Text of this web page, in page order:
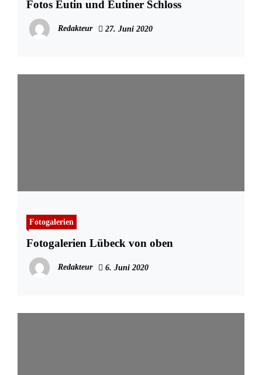
Fotos Eutin und Eutiner Schloss
Redakteur 27. Juni 2020
Fotogalerien
Fotogalerien Lübeck von oben
Redakteur 6. Juni 2020